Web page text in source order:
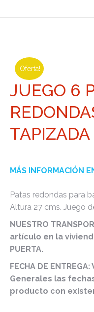
¡Oferta!
JUEGO 6
TAPIZADA
MÁS INFORMACIÓN
Patas redondas para
Altura 27 cms. Juego
NUESTRO
artículo en la
PUERTA.
FECHA DE
Generales las
producto con